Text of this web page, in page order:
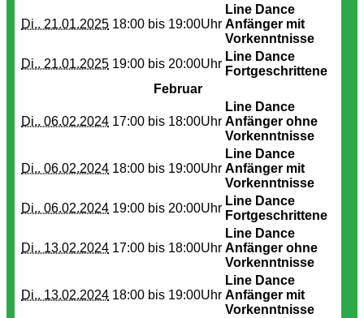
Di.. 21.01.2025 18:00 bis 19:00Uhr
Line Dance
Anfänger mit
Vorkenntnisse
Di.. 21.01.2025 19:00 bis 20:00Uhr
Line Dance
Fortgeschrittene
Februar
Di.. 06.02.2024 17:00 bis 18:00Uhr
Line Dance
Anfänger ohne
Vorkenntnisse
Di.. 06.02.2024 18:00 bis 19:00Uhr
Line Dance
Anfänger mit
Vorkenntnisse
Di.. 06.02.2024 19:00 bis 20:00Uhr
Line Dance
Fortgeschrittene
Di.. 13.02.2024 17:00 bis 18:00Uhr
Line Dance
Anfänger ohne
Vorkenntnisse
Di.. 13.02.2024 18:00 bis 19:00Uhr
Line Dance
Anfänger mit
Vorkenntnisse